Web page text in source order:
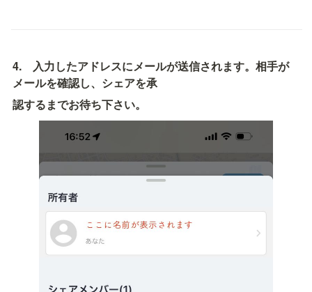
4.　入力したアドレスにメールが送信されます。相手が
メールを確認し、シェアを承
認するまでお待ち下さい。